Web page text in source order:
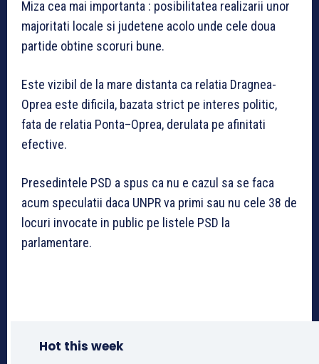
Miza cea mai importanta : posibilitatea realizarii unor
majoritati locale si judetene acolo unde cele doua
partide obtine scoruri bune.
Este vizibil de la mare distanta ca relatia Dragnea-
Oprea este dificila, bazata strict pe interes politic,
fata de relatia Ponta–Oprea, derulata pe afinitati
efective.
Presedintele PSD a spus ca nu e cazul sa se faca
acum speculatii daca UNPR va primi sau nu cele 38 de
locuri invocate in public pe listele PSD la
parlamentare.
Hot this week